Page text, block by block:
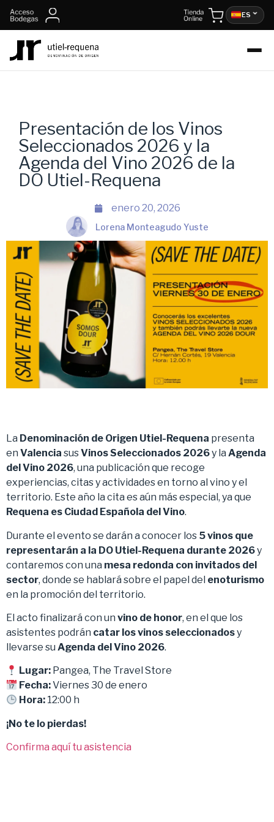
ES
Presentación de los Vinos
Seleccionados 2026 y la
Agenda del Vino 2026 de la
DO Utiel-Requena
enero 20, 2026
Lorena Monteagudo Yuste
La Denominación de Origen Utiel-Requena presenta
en Valencia susVinos Seleccionados 2026y la Agenda
del Vino 2026, una publicación que recoge
experiencias, citas y actividades en torno al vino y el
territorio. Este año la cita es aún más especial, ya que
Requena es Ciudad Española del Vino.
Durante el evento se darán a conocer los 5 vinos que
representarán a la DO Utiel-Requena durante 2026y
contaremos con una mesa redonda con invitados del
sector, donde se hablará sobre el papel del enoturismo
en la promoción del territorio.
El acto finalizará con un vino de honor, en el que los
asistentes podrán catar los vinos seleccionadosy
llevarse su Agenda del Vino 2026.
Lugar: Pangea, The Travel Store
Fecha:Viernes 30 de enero
Hora: 12:00 h
¡No te lo pierdas!
Confirma aquí tu asistencia